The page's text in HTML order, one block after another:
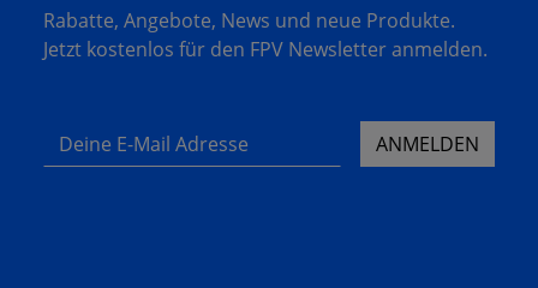
Rabatte, Angebote, News und neue Produkte.
Jetzt kostenlos für den FPV Newsletter anmelden.
Deine E-Mail Adresse ANMELDEN